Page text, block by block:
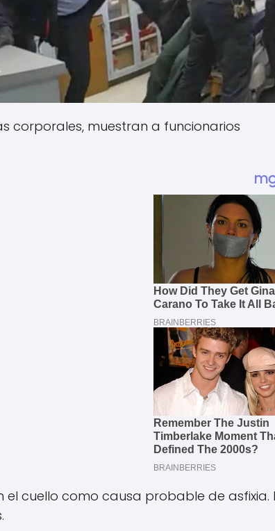
corporales, muestran a funcionarios
cuello como causa probable de asfixia.